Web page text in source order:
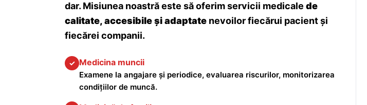
dar. Misiunea noastră este să oferim servicii medicale de
calitate, accesibile și adaptate nevoilor fiecărui pacient și
fiecărei companii.
✓ Medicina muncii
Examene la angajare și periodice, evaluarea riscurilor, monitorizarea
condițiilor de muncă.